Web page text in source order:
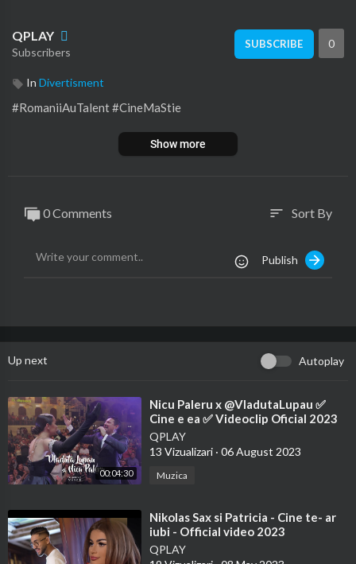
QPLAY
Subscribers
SUBSCRIBE 0
In Divertisment
#RomaniiAuTalent #CineMaStie
Show more
0 Comments sort Sort By
Publish
Up next Autoplay
00:04:30
⁣Nicu Paleru x @VladutaLupau ✅
Cine e ea ✅ Videoclip Oficial 2023
QPLAY
13 Vizualizari · 06 August 2023
Muzica
⁣Nikolas Sax si Patricia - Cine te- ar
iubi - Official video 2023
QPLAY